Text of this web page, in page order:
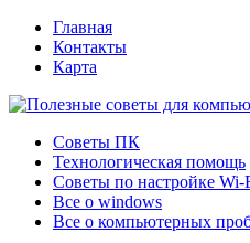
Главная
Контакты
Карта
Советы ПК
Технологическая помощь
Советы по настройке Wi-
Все о windows
Все о компьютерных